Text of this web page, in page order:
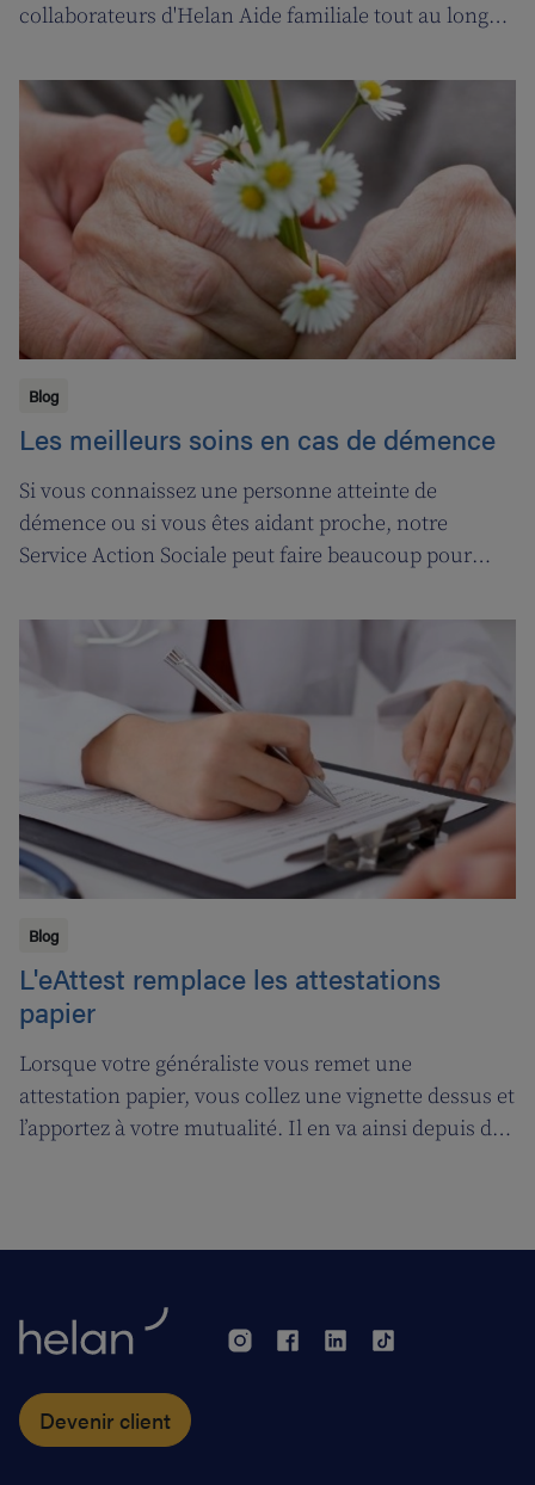
collaborateurs d'Helan Aide familiale tout au long
pourquoi nous avons fait appel aux services de la
‘ligne d’oxygène’ pour donner l’occasion de souffler à
nos soignant(e)s, et leur permettre ainsi de pouvoir
encore mieux s’occuper de leurs clients.
Blog
Les meilleurs soins en cas de démence
Si vous connaissez une personne atteinte de
démence ou si vous êtes aidant proche, notre
Service Action Sociale peut faire beaucoup pour
qu'elle établit un plan de soins pour Jossé et
Maurice.
Blog
L'eAttest remplace les attestations
papier
Lorsque votre généraliste vous remet une
attestation papier, vous collez une vignette dessus et
l’apportez à votre mutualité. Il en va ainsi depuis des
vous facilitera grandement la vie.
Devenir client